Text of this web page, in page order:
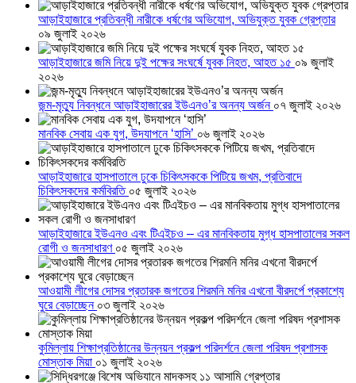
আড়াইহাজারে প্রতিবন্ধী নারীকে ধর্ষণের অভিযোগ, অভিযুক্ত যুবক গ্রেপ্তার
০৯ জুলাই ২০২৬
আড়াইহাজারে জমি নিয়ে দুই পক্ষের সংঘর্ষে যুবক নিহত, আহত ১৫ ০৯ জুলাই
২০২৬
জন্ম-মৃত্যু নিবন্ধনে আড়াইহাজারের ইউএনও’র অনন্য অর্জন ০৭ জুলাই ২০২৬
মানবিক সেবায় এক যুগ, উদযাপনে ‘হাসি’ ০৬ জুলাই ২০২৬
আড়াইহাজারে হাসপাতালে ঢুকে চিকিৎসককে পিটিয়ে জখম, প্রতিবাদে
চিকিৎসকদের কর্মবিরতি ০৫ জুলাই ২০২৬
আড়াইহাজারে ইউএনও এবং টিএইচও – এর মানবিকতায় মুগ্ধ হাসপাতালের সকল
রোগী ও জনসাধারণ ০৫ জুলাই ২০২৬
আওয়ামী লীগের দোসর প্রতারক জগতের শিরমনি মনির এখনো বীরদর্পে প্রকাশ্যে
ঘুরে বেড়াচ্ছেন ০৩ জুলাই ২০২৬
কুমিল্লায় শিক্ষাপ্রতিষ্ঠানের উন্নয়ন প্রকল্প পরিদর্শনে জেলা পরিষদ প্রশাসক
মোস্তাক মিয়া ০১ জুলাই ২০২৬